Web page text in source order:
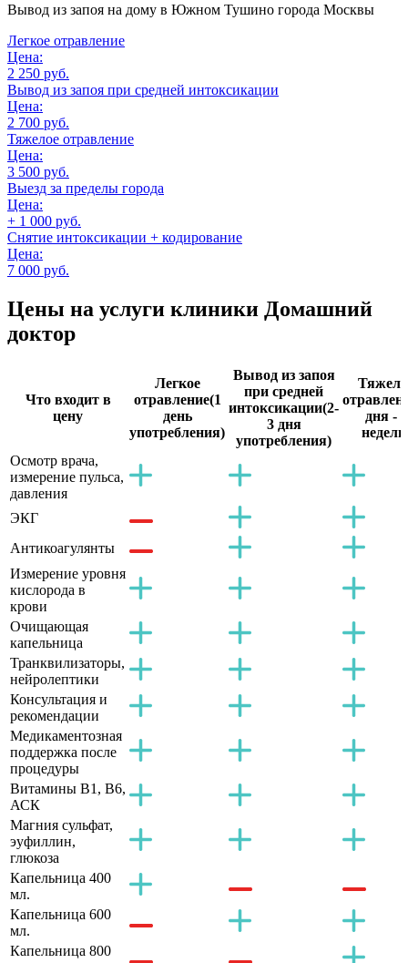
Вывод из запоя на дому в Южном Тушино города Москвы
Легкое отравление
Цена:
2 250 руб.
Вывод из запоя при средней интоксикации
Цена:
2 700 руб.
Тяжелое отравление
Цена:
3 500 руб.
Выезд за пределы города
Цена:
+ 1 000 руб.
Снятие интоксикации + кодирование
Цена:
7 000 руб.
Цены на услуги клиники Домашний
доктор
Что входит в
цену
Легкое
отравление(1
день
употребления)
Вывод из запоя
при средней
интоксикации(2-
3 дня
употребления)
дня - 2
Осмотр врача,
измерение пульса,
давления
ЭКГ
Антикоагулянты
Измерение уровня
кислорода в
крови
Очищающая
капельница
Транквилизаторы,
нейролептики
Консультация и
рекомендации
Медикаментозная
поддержка после
процедуры
Витамины B1, B6,
АСК
Магния сульфат,
эуфиллин,
глюкоза
Капельница 400
мл.
Капельница 600
мл.
Капельница 800